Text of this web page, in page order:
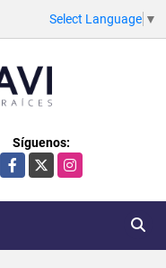
Select Language ▼
Síguenos:
Facebook
X Instagram